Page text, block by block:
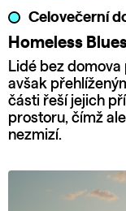
Celovečerní
Homeless
Lidé bez
avšak
části řeší jejich
prostoru, čímž
nezmizí.